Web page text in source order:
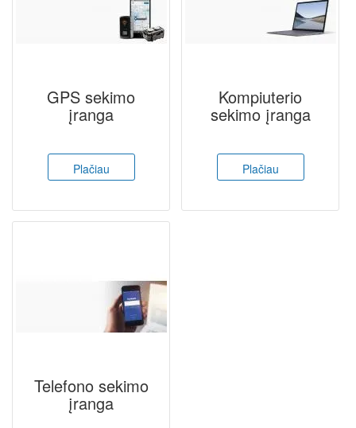
GPS sekimo
įranga
Plačiau
Kompiuterio
sekimo įranga
Plačiau
Telefono sekimo
įranga